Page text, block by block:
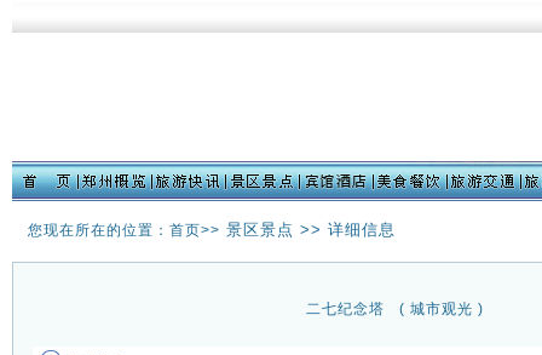
您现在所在的位置：首页>> 景区景点 >> 详细信息
二七纪念塔 ( 城市观光 )